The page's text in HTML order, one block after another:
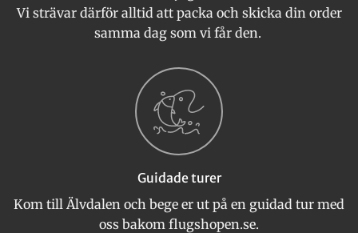
Vi strävar därför alltid att packa och skicka din order
samma dag som vi får den.
Guidade turer
Kom till Älvdalen och bege er ut på en guidad tur med
oss bakom flugshopen.se.